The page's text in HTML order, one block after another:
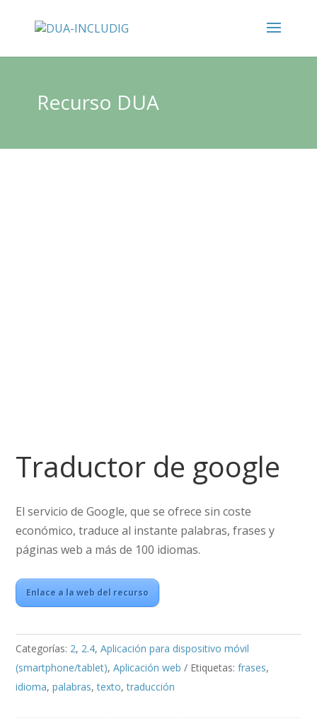
Recurso DUA
Traductor de google
El servicio de Google, que se ofrece sin coste
económico, traduce al instante palabras, frases y
páginas web a más de 100 idiomas.
Enlace a la web del recurso
Categorías: 2, 2.4,Aplicación para dispositivo móvil
(smartphone/tablet),Aplicación web Etiquetas:frases,
idioma,palabras,texto,traducción